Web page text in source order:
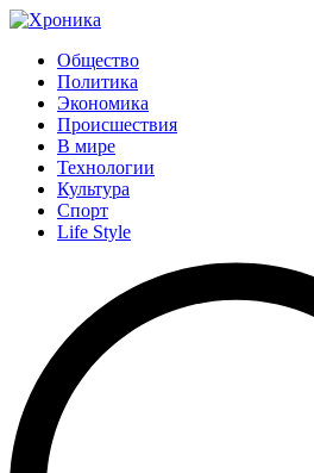
Общество
Политика
Экономика
Происшествия
В мире
Технологии
Культура
Спорт
Life Style